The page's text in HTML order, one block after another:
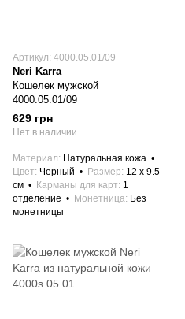
Артикул: 4000.05.01/09
Neri Karra
Кошелек мужской
4000.05.01/09
629 грн
Нет в наличии
Материал
Натуральная кожа
Цвет Черный Размер 12 x 9.5
см
Карманы для карт 1
отделение
Монетница Без
монетницы